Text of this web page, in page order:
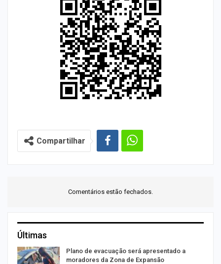
Compartilhar
Comentários estão fechados.
Últimas
Plano de evacuação será apresentado a
moradores da Zona de Expansão